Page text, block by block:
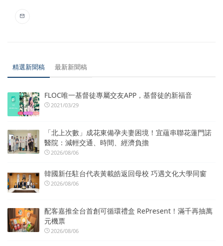
精選新聞稿 最新新聞稿
FLOC唯一基督徒專屬交友APP，基督徒的新福音
2021/03/29
「北上次數」成花東備孕夫妻困境！宜蘊串聯花蓮門諾
醫院：減輕交通、時間、經濟負擔
2026/08/06
韓國新任駐台代表黃載皓返回母校 巧遇文化大學同窗
2026/08/06
配客嘉推全台首創可循環禮盒 RePresent！滿千再抽萬
元機票
2026/08/06